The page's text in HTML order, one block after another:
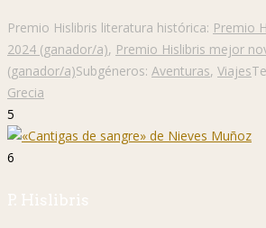
Premio Hislibris literatura histórica: Premio
2024 (ganador/a), Premio Hislibris mejor
(ganador/a)Subgéneros: Aventuras, Viajes
Grecia
5
6
P. Hislibris